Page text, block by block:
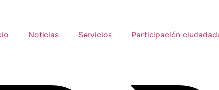
Noticias Servicios Participación